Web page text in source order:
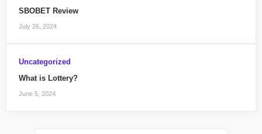
SBOBET Review
July 26, 2024
Uncategorized
What is Lottery?
June 5, 2024